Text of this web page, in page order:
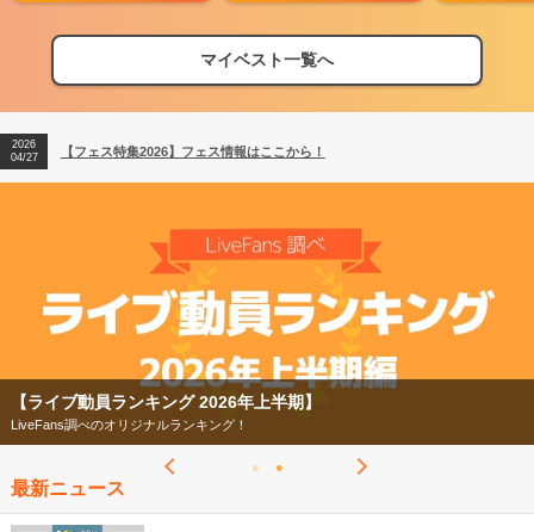
マイベスト一覧へ
【フェス特集2026】フェス情報はここから！
【ライブ動員ランキング】2026年上半期編発表！
2026
04/27
【フェス特集2026】フェス情報はここから！
2026
【フェス特集2026】
今年もフェスの季節がやってきた！
最新ニュース